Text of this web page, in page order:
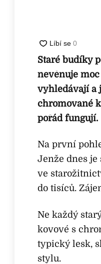
Staré budíky
nevěnuje
vyhledávají a
chromované
pořád fungují.
Na první
Jenže dnes
ve
do tisíců.
Ne každý
kovové s
typický lesk,
stylu.